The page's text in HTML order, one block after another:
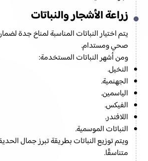
زراعة الأشجار والنباتات
يتم اختيار النباتات المناسبة لمناخ جدة
صحي ومستدام.
ومن أشهر النباتات المستخدمة:
النخيل.
الجهنمية.
الياسمين.
الفيكس.
اللافندر.
النباتات الموسمية.
ويتم توزيع النباتات بطريقة تبرز جمال
متناسقًا.